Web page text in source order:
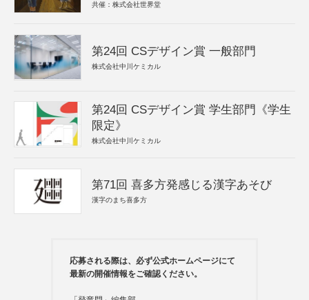
共催：株式会社世界堂
第24回 CSデザイン賞 一般部門
株式会社中川ケミカル
第24回 CSデザイン賞 学生部門《学生
限定》
株式会社中川ケミカル
第71回 喜多方発感じる漢字あそび
漢字のまち喜多方
応募される際は、必ず公式ホームページにて
最新の開催情報をご確認ください。